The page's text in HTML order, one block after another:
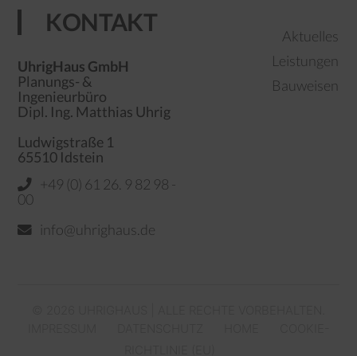
KONTAKT
UhrigHaus GmbH
Planungs- &
Ingenieurbüro
Dipl. Ing. Matthias Uhrig
Ludwigstraße 1
65510 Idstein
+49 (0) 61 26. 9 82 98 -
00
info@uhrighaus.de
Aktuelles
Leistungen
Bauweisen